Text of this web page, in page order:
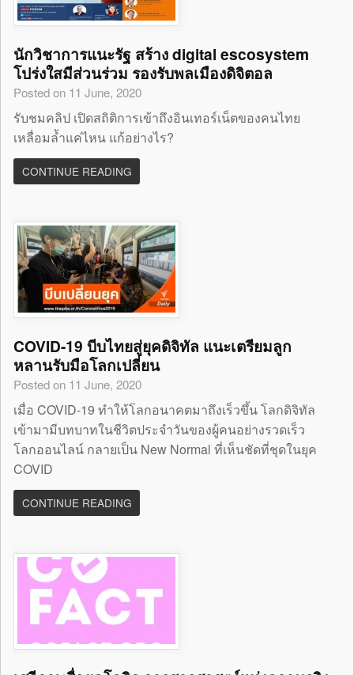
นักวิชาการแนะรัฐ สร้าง digital escosystem
โปร่งใสมีส่วนร่วม รองรับพลเมืองดิจิตอล
Posted on 11 June, 2020
รับชมคลิป เปิดสถิติการเข้าถึงอินเทอร์เน็ตของคนไทย
เหลื่อมล้ำแค่ไหน แก้อย่างไร?
CONTINUE READING
COVID-19 บีบไทยสู่ยุคดิจิทัล แนะเตรียมลูก
หลานรับมือโลกเปลี่ยน
Posted on 11 June, 2020
เมื่อ COVID-19 ทำให้โลกอนาคตมาถึงเร็วขึ้น โลกดิจิทัล
เข้ามามีบทบาทในชีวิตประจำวันของผู้คนอย่างรวดเร็ว
โลกออนไลน์ กลายเป็น New Normal ที่เห็นชัดที่ชุดในยุค
COVID
CONTINUE READING